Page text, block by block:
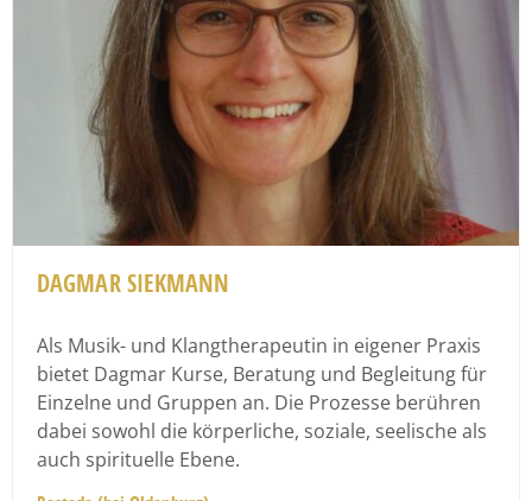
DAGMAR SIEKMANN
Als Musik- und Klangtherapeutin in eigener Praxis
bietet Dagmar Kurse, Beratung und Begleitung für
Einzelne und Gruppen an. Die Prozesse berühren
dabei sowohl die körperliche, soziale, seelische als
auch spirituelle Ebene.